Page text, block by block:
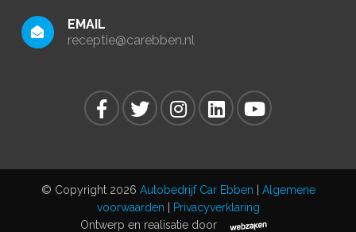
EMAIL
receptie@carebben.nl
© Copyright 2026 Autobedrijf Car Ebben
Algemene
voorwaarden
Privacyverklaring
Ontwerp en realisatie door